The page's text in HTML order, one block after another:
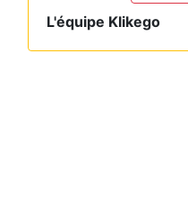
L'équipe Klikego